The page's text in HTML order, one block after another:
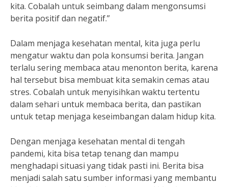
kita. Cobalah untuk seimbang dalam mengonsumsi
berita positif dan negatif.”
Dalam menjaga kesehatan mental, kita juga perlu
mengatur waktu dan pola konsumsi berita. Jangan
terlalu sering membaca atau menonton berita, karena
hal tersebut bisa membuat kita semakin cemas atau
stres. Cobalah untuk menyisihkan waktu tertentu
dalam sehari untuk membaca berita, dan pastikan
untuk tetap menjaga keseimbangan dalam hidup kita.
Dengan menjaga kesehatan mental di tengah
pandemi, kita bisa tetap tenang dan mampu
menghadapi situasi yang tidak pasti ini. Berita bisa
menjadi salah satu sumber informasi yang membantu